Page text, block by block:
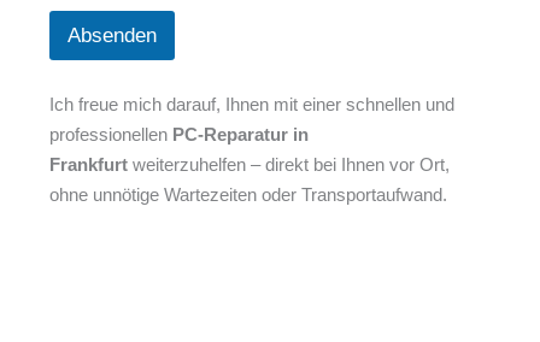
e
s
h
t
z
*
Absenden
Ich freue mich darauf, Ihnen mit einer schnellen und
professionellen PC-Reparatur in
Frankfurtweiterzuhelfen – direkt bei Ihnen vor Ort,
ohne unnötige Wartezeiten oder Transportaufwand.